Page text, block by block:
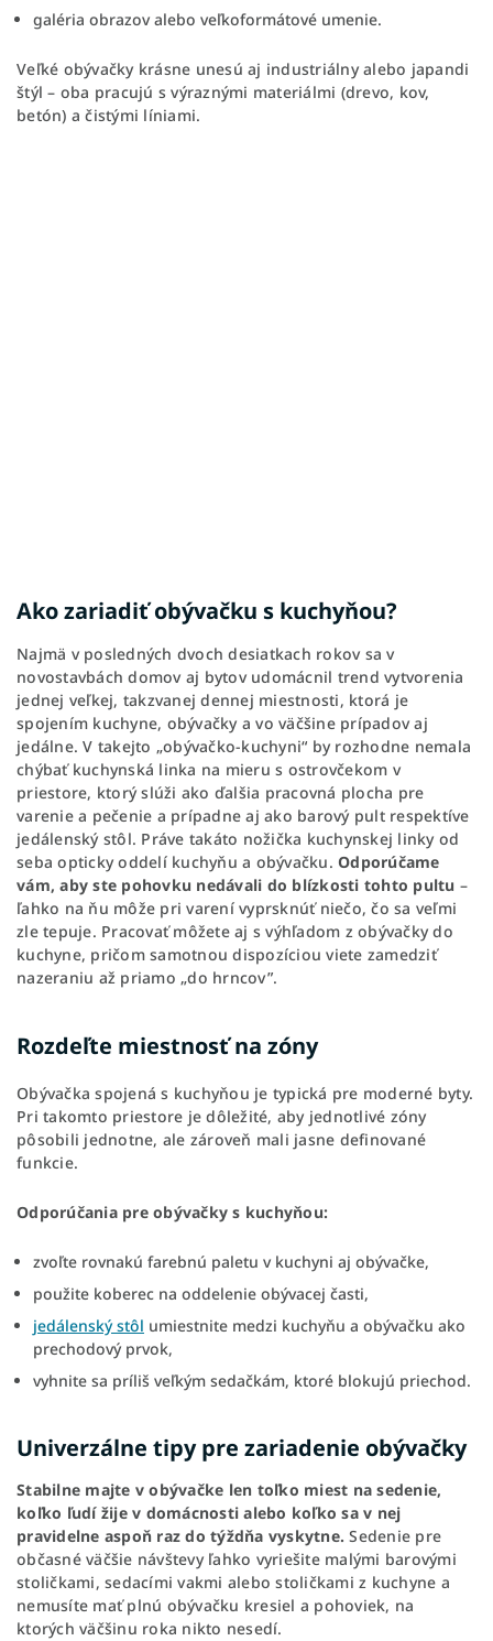
galéria obrazov alebo veľkoformátové umenie.
Veľké obývačky krásne unesú aj industriálny alebo japandi
štýl – oba pracujú s výraznými materiálmi (drevo, kov,
betón) a čistými líniami.
Ako zariadiť obývačku s kuchyňou?
Najmä v posledných dvoch desiatkach rokov sa v
novostavbách domov aj bytov udomácnil trend vytvorenia
jednej veľkej, takzvanej dennej miestnosti, ktorá je
spojením kuchyne, obývačky a vo väčšine prípadov aj
jedálne. V takejto „obývačko-kuchyni“ by rozhodne nemala
chýbať kuchynská linka na mieru s ostrovčekom v
priestore, ktorý slúži ako ďalšia pracovná plocha pre
varenie a pečenie a prípadne aj ako barový pult respektíve
jedálenský stôl. Práve takáto nožička kuchynskej linky od
seba opticky oddelí kuchyňu a obývačku. Odporúčame
vám, aby ste pohovku nedávali do blízkosti tohto pultu –
ľahko na ňu môže pri varení vyprsknúť niečo, čo sa veľmi
zle tepuje. Pracovať môžete aj s výhľadom z obývačky do
kuchyne, pričom samotnou dispozíciou viete zamedziť
nazeraniu až priamo „do hrncov”.
Rozdeľte miestnosť na zóny
Obývačka spojená s kuchyňou je typická pre moderné byty.
Pri takomto priestore je dôležité, aby jednotlivé zóny
pôsobili jednotne, ale zároveň mali jasne definované
funkcie.
Odporúčania pre obývačky s kuchyňou:
zvoľte rovnakú farebnú paletu v kuchyni aj obývačke,
použite koberec na oddelenie obývacej časti,
jedálenský stôl umiestnite medzi kuchyňu a obývačku ako
prechodový prvok,
vyhnite sa príliš veľkým sedačkám, ktoré blokujú priechod.
Univerzálne tipy pre zariadenie obývačky
Stabilne majte v obývačke len toľko miest na sedenie,
koľko ľudí žije v domácnosti alebo koľko sa v nej
pravidelne aspoň raz do týždňa vyskytne. Sedenie pre
občasné väčšie návštevy ľahko vyriešite malými barovými
stoličkami, sedacími vakmi alebo stoličkami z kuchyne a
nemusíte mať plnú obývačku kresiel a pohoviek, na
ktorých väčšinu roka nikto nesedí.